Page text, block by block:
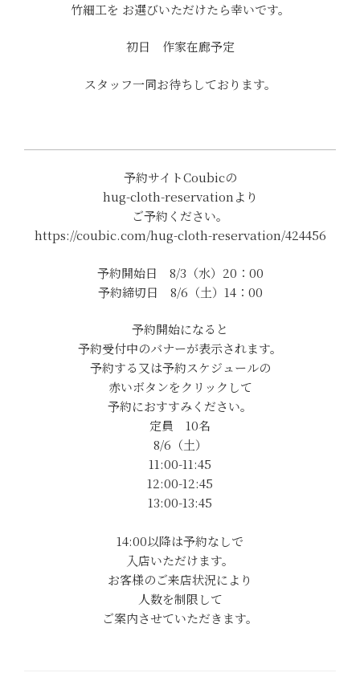
竹細工を お選びいただけたら幸いです。
初日 作家在廊予定
スタッフ一同お待ちしております。
予約サイトCoubicの
hug-cloth-reservationより
ご予約ください。
https://coubic.com/hug-cloth-reservation/424456
予約開始日 8/3（水）20：00
予約締切日 8/6（土）14：00
予約開始になると
予約受付中のバナーが表示されます。
予約する又は予約スケジュールの
赤いボタンをクリックして
予約におすすみください。
定員 10名
8/6（土）
11:00-11:45
12:00-12:45
13:00-13:45
14:00以降は予約なしで
入店いただけます。
お客様のご来店状況により
人数を制限して
ご案内させていただきます。